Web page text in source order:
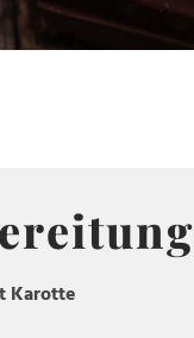
Karotte